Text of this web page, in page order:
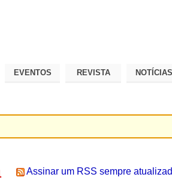
EVENTOS REVISTA NOTÍCIAS
Assinar um RSS sempre